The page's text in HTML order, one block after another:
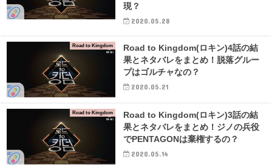
現？
2020.05.28
Road to Kingdom
Road to Kingdom(ロキン)4話の結
果とネタバレをまとめ！脱落グルー
プはゴルチャなの？
2020.05.21
Road to Kingdom
Road to Kingdom(ロキン)3話の結
果とネタバレをまとめ！ジノの兵役
でPENTAGONは棄権するの？
2020.05.14